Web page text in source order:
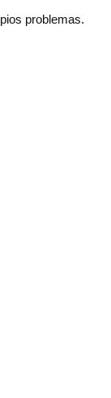
problemas.